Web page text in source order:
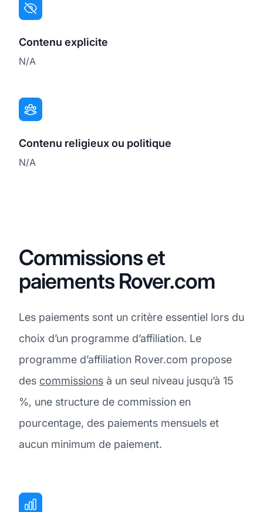
Contenu explicite
N/A
Contenu religieux ou politique
N/A
Commissions et
paiements Rover.com
Les paiements sont un critère essentiel lors du
choix d’un programme d’affiliation. Le
programme d’affiliation Rover.com propose
des commissions à un seul niveau jusqu’à 15
%, une structure de commission en
pourcentage, des paiements mensuels et
aucun minimum de paiement.